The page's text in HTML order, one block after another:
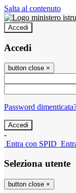
Salta al contenuto
Accedi
Accedi
button close ×
Password
-
Entra con SPID
Seleziona utente
button close ×